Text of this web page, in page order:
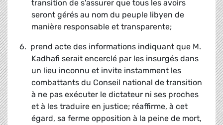
transition de s'assurer que tous les avoirs
seront gérés au nom du peuple libyen de
manière responsable et transparente;
6. prend acte des informations indiquant que M.
Kadhafi serait encerclé par les insurgés dans
un lieu inconnu et invite instamment les
combattants du Conseil national de transition
à ne pas exécuter le dictateur ni ses proches
et à les traduire en justice; réaffirme, à cet
égard, sa ferme opposition à la peine de mort,